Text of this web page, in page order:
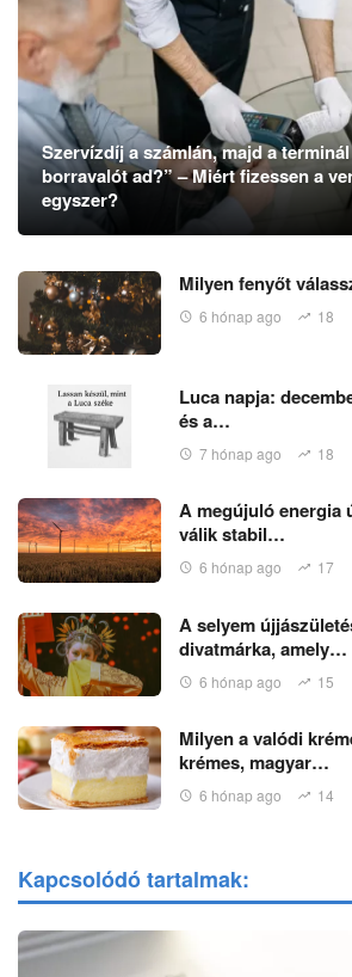
Szervízdíj a számlán, majd a
borravalót ad?” – Miért fizessen a
egyszer?
Milyen fenyőt
6 hónap ago 18
Luca napja:
és a…
7 hónap ago 18
A megújuló energia
válik stabil…
6 hónap ago 17
A selyem
divatmárka, amely…
6 hónap ago 15
Milyen a valódi
krémes, magyar…
6 hónap ago 14
Kapcsolódó tartalmak: